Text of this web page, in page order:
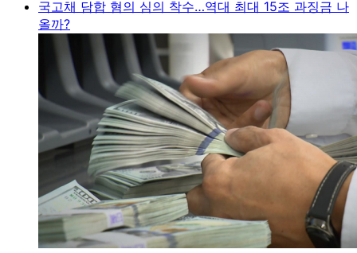
국고채 담합 혐의 심의 착수…역대 최대 15조 과징금 나
올까?